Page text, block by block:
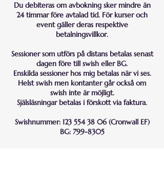
Du debiteras om avbokning sker mindre än
24 timmar före avtalad tid. För kurser och
event gäller deras respektive
betalningsvillkor.
Sessioner som utförs på distans betalas senast
dagen före till swish eller BG.
Enskilda sessioner hos mig betalas när vi ses.
Helst swish men kontanter går också om
swish inte är möjligt.
Själsläsningar betalas i förskott via faktura.
Swishnummer: 123 554 38 06 (Cronwall EF)
BG: 799-8305